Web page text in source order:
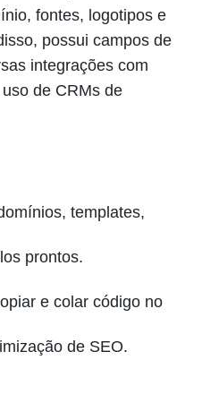
fontes, logotipos e
possui campos de
integrações com
de CRMs de
templates,
prontos.
e colar código no
de SEO.